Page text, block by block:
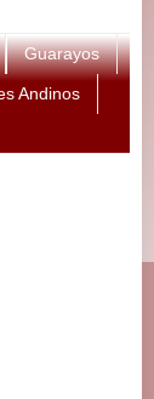
Guarayos
Andinos